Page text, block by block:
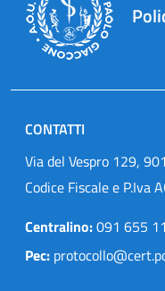
CONTATTI
Via del Vespro 129,
Codice Fiscale e P.Iva
Centralino:091 655
Pec: